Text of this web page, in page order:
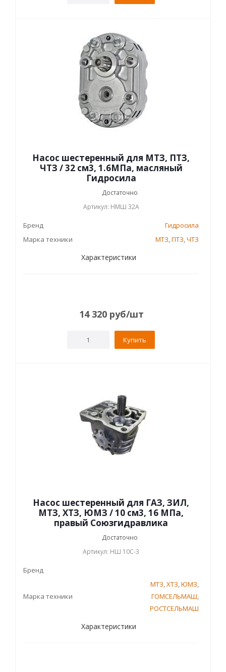
Насос шестеренный для МТЗ, ПТЗ,
ЧТЗ / 32 см3, 1.6МПа, масляный
Гидросила
Достаточно
Артикул: НМШ 32А
Бренд
Гидросила
Марка техники
МТЗ,ПТЗ,ЧТЗ
Характеристики
14 320руб/шт
Купить
Насос шестеренный для ГАЗ, ЗИЛ,
МТЗ, ХТЗ, ЮМЗ / 10 см3, 16 МПа,
правый Союзгидравлика
Достаточно
Артикул: НШ 10С-3
Бренд
Марка техники
МТЗ,ХТЗ,ЮМЗ,
ГОМСЕЛЬМАШ,
РОСТСЕЛЬМАШ
Характеристики